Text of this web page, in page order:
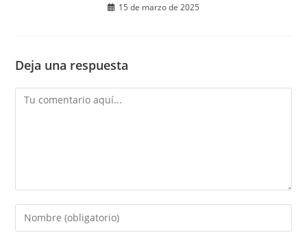
15 de marzo de 2025
Deja una respuesta
Comentario
Introduce
tu